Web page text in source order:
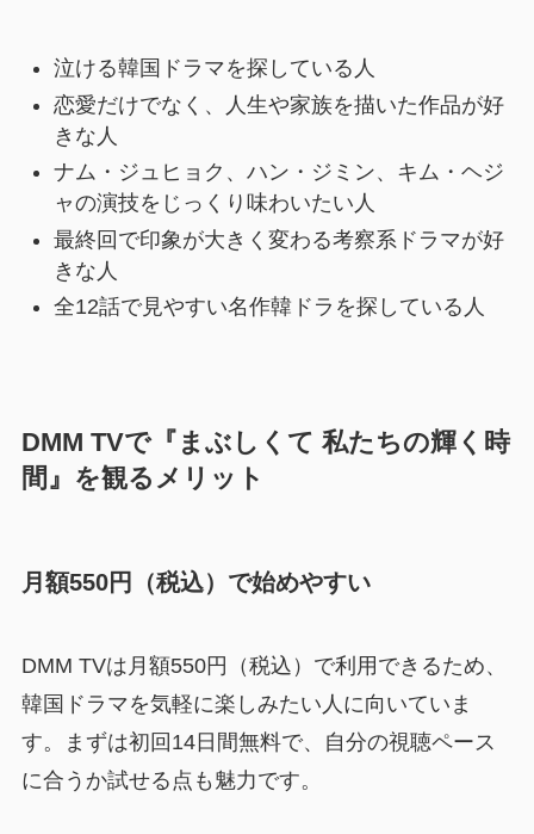
泣ける韓国ドラマを探している人
恋愛だけでなく、人生や家族を描いた作品が好
きな人
ナム・ジュヒョク、ハン・ジミン、キム・ヘジ
ャの演技をじっくり味わいたい人
最終回で印象が大きく変わる考察系ドラマが好
きな人
全12話で見やすい名作韓ドラを探している人
DMM TVで『まぶしくて 私たちの輝く時
間』を観るメリット
月額550円（税込）で始めやすい
DMM TVは月額550円（税込）で利用できるため、
韓国ドラマを気軽に楽しみたい人に向いていま
す。まずは初回14日間無料で、自分の視聴ペース
に合うか試せる点も魅力です。